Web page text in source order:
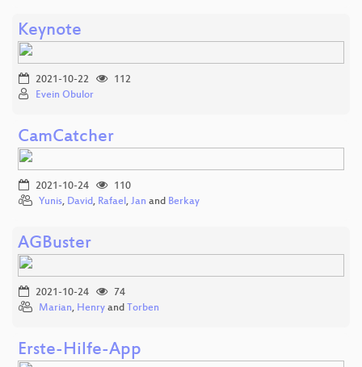
Keynote
2021-10-22
112
Evein Obulor
CamCatcher
2021-10-24
110
Yunis, David, Rafael, Jan and Berkay
AGBuster
2021-10-24
74
Marian, Henry and Torben
Erste-Hilfe-App